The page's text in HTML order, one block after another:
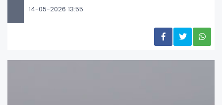
14-05-2026 13:55